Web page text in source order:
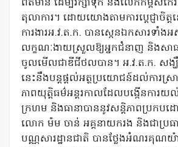
ព័ត៌មាន ដើម្បីរក្សាទុក និងលើកកម្ពស់
តុលាការ។ ដោយយោងតាមការប្តេជ្ញាចិត្ត
ការងារអ.វ.ត.ក. បានស្កេនឯកសារទាំងអ
លក្ខណៈងាយស្រួលឱ្យអ្នកជំនាញ និងសា
ចូលមើលជាឌីជីថលបាន។ អ.វ.ត.ក. សង្ឃឹម
នេះនឹងបន្តផ្តល់អត្ថប្រយោជន៍ដល់ការស្រ
ភាពយុត្តិធម៌អន្តរកាលដែលបង្កើនការយ
ក្រហម និងធានាបាននូវសន្តិភាពប្រកបដ
លោក ម៉ម ចាន់ អគ្គនាយករង និងជាប្រធ
បណ្ណសារដ្ឋានជាតិ បានថ្លែងអំណរគុណ